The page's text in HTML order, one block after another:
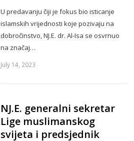
U predavanju čiji je fokus bio isticanje
islamskih vrijednosti koje pozivaju na
dobročinstvo, NJ.E. dr. Al-Isa se osvrnuo
na značaj…
July 14, 2023
NJ.E. generalni sekretar
Lige muslimanskog
svijeta i predsjednik